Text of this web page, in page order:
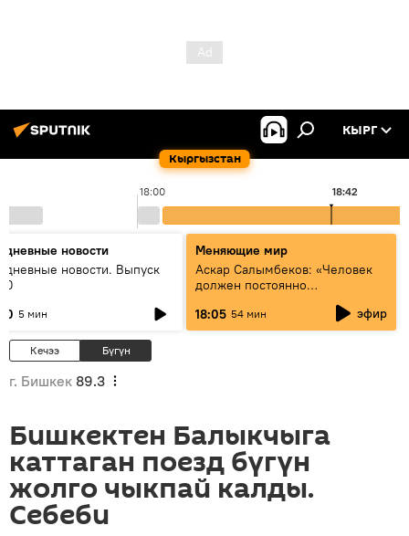
Кыргызстан
КЫРГ
18:00 18:42
новости
новости. Выпуск
5 мин
Меняющие мир
Аскар Салымбеков: «Человек
должен постоянно
18:05 54 мин эфир
Кечээ Бүгүн
г. Бишкек 89.3
Бишкектен Балыкчыга
каттаган поезд бүгүн
жолго чыкпай калды.
Себеби